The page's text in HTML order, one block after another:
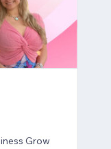
Grow